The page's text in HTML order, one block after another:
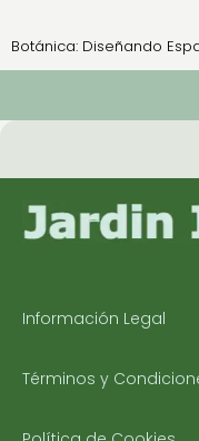
Botánica: Diseñando
Información Legal
Términos y